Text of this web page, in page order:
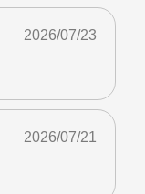
2026/07/23
2026/07/21